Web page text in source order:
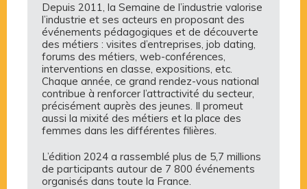
Depuis 2011, la Semaine de l’industrie valorise
l’industrie et ses acteurs en proposant des
événements pédagogiques et de découverte
des métiers : visites d’entreprises, job dating,
forums des métiers, web-conférences,
interventions en classe, expositions, etc.
Chaque année, ce grand rendez-vous national
contribue à renforcer l’attractivité du secteur,
précisément auprès des jeunes. Il promeut
aussi la mixité des métiers et la place des
femmes dans les différentes filières.
L’édition 2024 a rassemblé plus de 5,7 millions
de participants autour de 7 800 événements
organisés dans toute la France.